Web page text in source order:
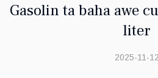
Gasolin ta baha awe
liter
2025-11-12